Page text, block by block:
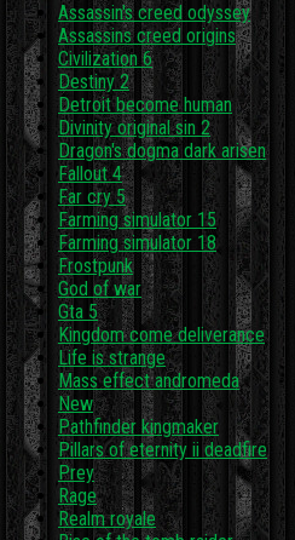
Assassin's creed odyssey
Assassins creed origins
Civilization 6
Destiny 2
Detroit become human
Divinity original sin 2
Dragon's dogma dark arisen
Fallout 4
Far cry 5
Farming simulator 15
Farming simulator 18
Frostpunk
God of war
Gta 5
Kingdom come deliverance
Life is strange
Mass effect andromeda
New
Pathfinder kingmaker
Pillars of eternity ii deadfire
Prey
Rage
Realm royale